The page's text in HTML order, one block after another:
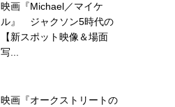
映画『Michael／マイケ
ル』 ジャクソン5時代の
【新スポット映像＆場面
写...
映画『オークストリートの